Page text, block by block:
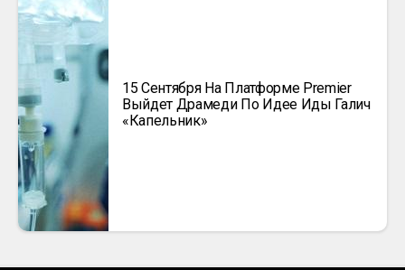
15 Сентября На Платформе Premier
Выйдет Драмеди По Идее Иды Галич
«Капельник»